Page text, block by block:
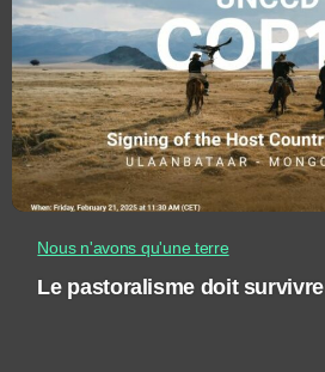
Nous n'avons qu'une terre
Le pastoralisme doit survivre